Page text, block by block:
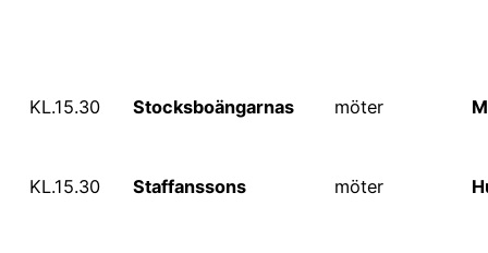
KL.15.30 Stocksboängarnas möter
KL.15.30 Staffanssons möter